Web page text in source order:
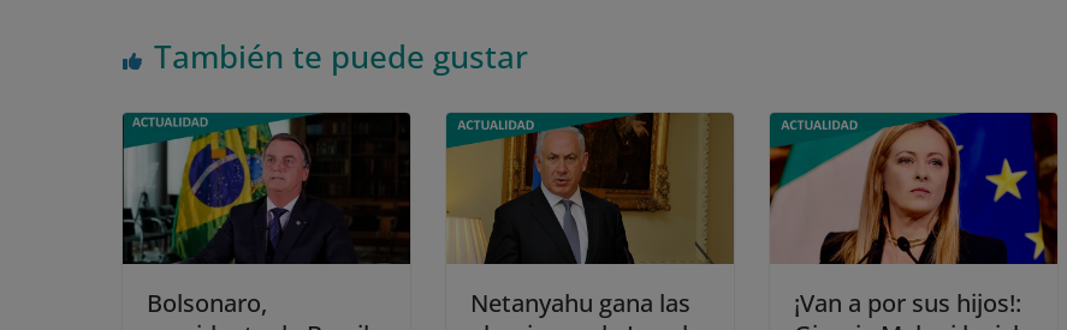
También te puede gustar
Bolsonaro,
Netanyahu gana las
¡Van a por sus hijos!: